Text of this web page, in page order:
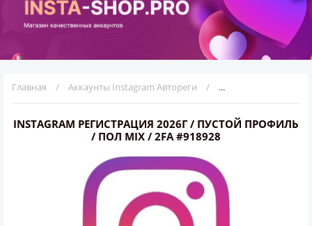
Главная Аккаунты Instagram Автореги Instagram
INSTAGRAM РЕГИСТРАЦИЯ 2026Г / ПУСТОЙ ПРОФИЛЬ
/ ПОЛ MIX / 2FA #918928